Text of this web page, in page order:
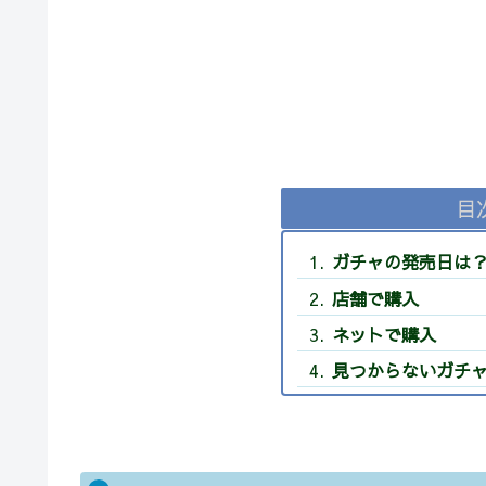
目
ガチャの発売日は？
店舗で購入
ネットで購入
見つからないガチ